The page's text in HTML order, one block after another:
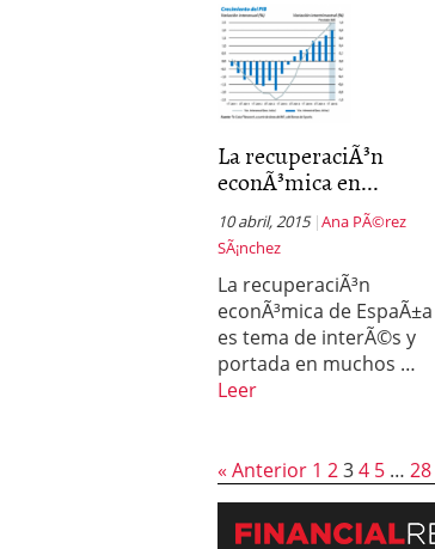
La recuperaciÃ³n
econÃ³mica en...
10 abril, 2015 Ana PÃ©rez
SÃ¡nchez
La recuperaciÃ³n
econÃ³mica de EspaÃ±a
es tema de interÃ©s y
portada en muchos …
Leer
« Anterior 1 234 5 … 28